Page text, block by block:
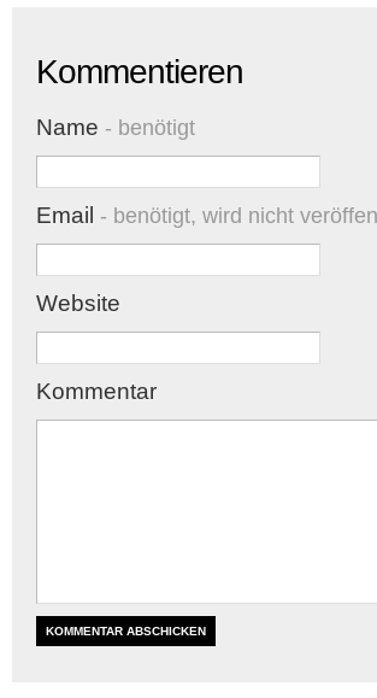
Kommentieren
Name - benötigt
Email - benötigt, wird nicht
Website
Kommentar